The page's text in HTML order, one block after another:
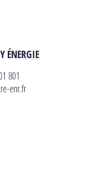
ÉNERGIE
801
enr.fr